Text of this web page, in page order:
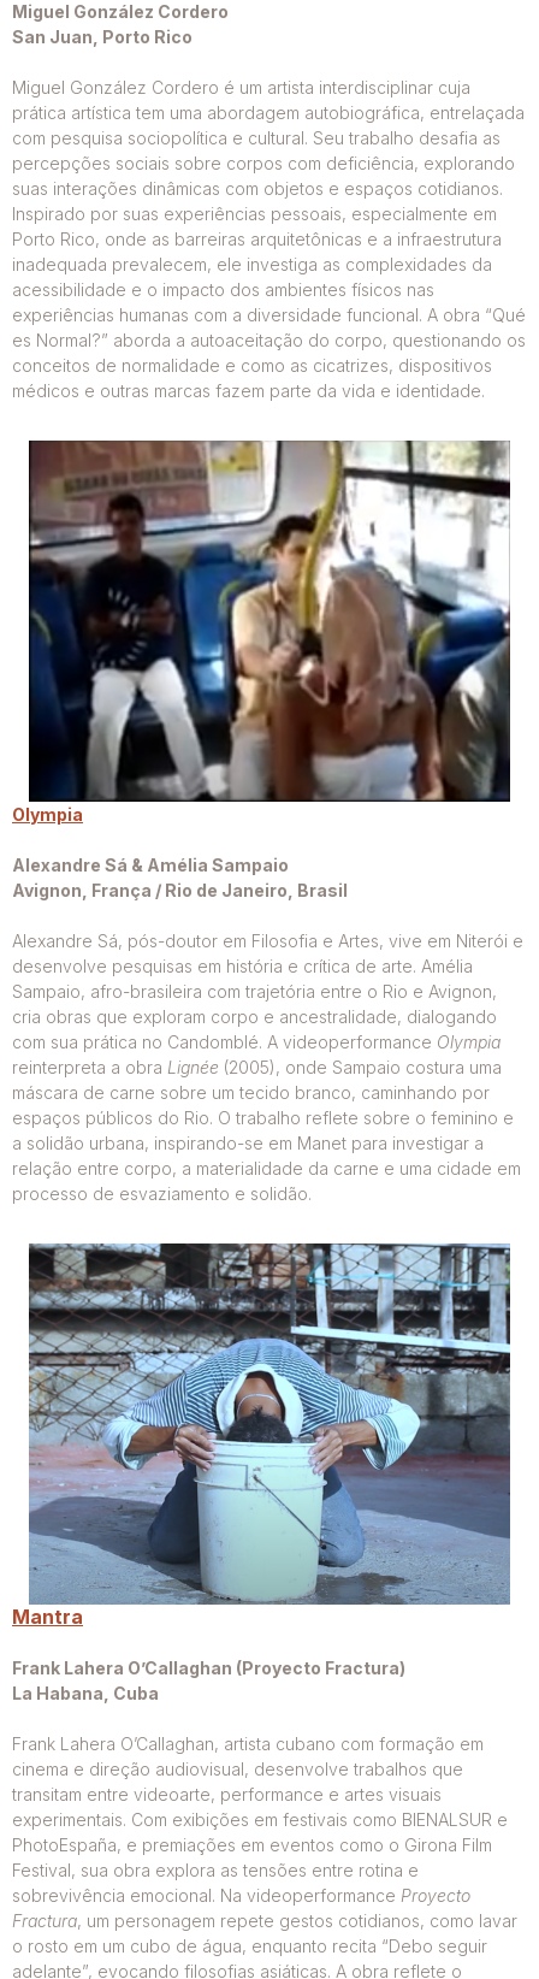
Miguel González Cordero
San Juan, Porto Rico
Miguel González Cordero é um artista interdisciplinar cuja
prática artística tem uma abordagem autobiográfica, entrelaçada
com pesquisa sociopolítica e cultural. Seu trabalho desafia as
percepções sociais sobre corpos com deficiência, explorando
suas interações dinâmicas com objetos e espaços cotidianos.
Inspirado por suas experiências pessoais, especialmente em
Porto Rico, onde as barreiras arquitetônicas e a infraestrutura
inadequada prevalecem, ele investiga as complexidades da
acessibilidade e o impacto dos ambientes físicos nas
experiências humanas com a diversidade funcional. A obra “Qué
es Normal?” aborda a autoaceitação do corpo, questionando os
conceitos de normalidade e como as cicatrizes, dispositivos
médicos e outras marcas fazem parte da vida e identidade.
Olympia
Alexandre Sá & Amélia Sampaio
Avignon, França / Rio de Janeiro, Brasil
Alexandre Sá, pós-doutor em Filosofia e Artes, vive em Niterói e
desenvolve pesquisas em história e crítica de arte. Amélia
Sampaio, afro-brasileira com trajetória entre o Rio e Avignon,
cria obras que exploram corpo e ancestralidade, dialogando
com sua prática no Candomblé. A videoperformance Olympia
reinterpreta a obra Lignée (2005), onde Sampaio costura uma
máscara de carne sobre um tecido branco, caminhando por
espaços públicos do Rio. O trabalho reflete sobre o feminino e
a solidão urbana, inspirando-se em Manet para investigar a
relação entre corpo, a materialidade da carne e uma cidade em
processo de esvaziamento e solidão.
Mantra
Frank Lahera O’Callaghan (Proyecto Fractura)
La Habana, Cuba
Frank Lahera O’Callaghan, artista cubano com formação em
cinema e direção audiovisual, desenvolve trabalhos que
transitam entre videoarte, performance e artes visuais
experimentais. Com exibições em festivais como BIENALSUR e
PhotoEspaña, e premiações em eventos como o Girona Film
Festival, sua obra explora as tensões entre rotina e
sobrevivência emocional. Na videoperformance Proyecto
Fractura, um personagem repete gestos cotidianos, como lavar
o rosto em um cubo de água, enquanto recita “Debo seguir
adelante”, evocando filosofias asiáticas. A obra reflete o